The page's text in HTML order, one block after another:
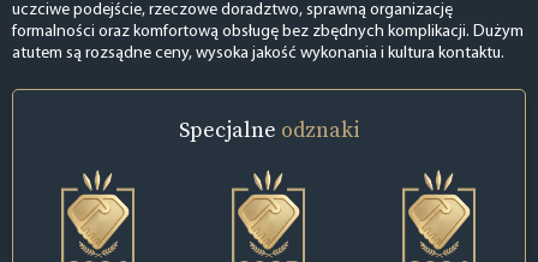
uczciwe podejście, rzeczowe doradztwo, sprawną organizację
formalności oraz komfortową obsługę bez zbędnych komplikacji. Dużym
atutem są rozsądne ceny, wysoka jakość wykonania i kultura kontaktu.
Specjalne odznaki